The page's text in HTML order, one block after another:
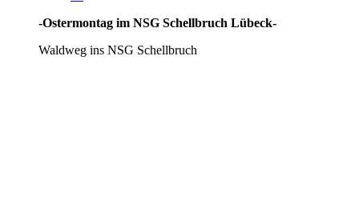
-Ostermontag im NSG Schellbruch Lübeck-
Waldweg ins NSG Schellbruch